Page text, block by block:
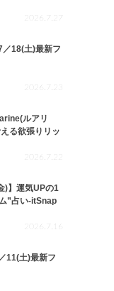
2026.7.27
／18(土)最新フ
2026.7.23
ルアリ
る欲張りリッ
2026.7.22
)】運気UPの1
”占い-itSnap
2026.7.16
11(土)最新フ